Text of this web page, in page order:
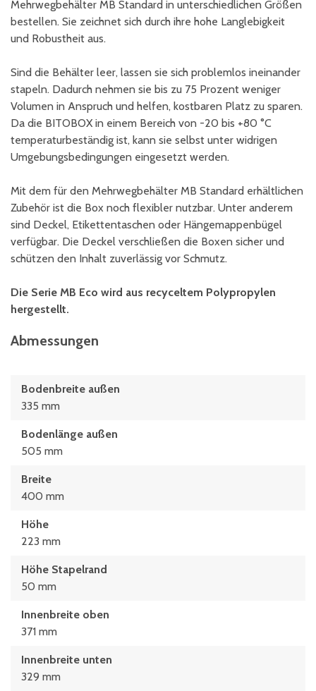
Mehrwegbehälter MB Standard in unterschiedlichen Größen
bestellen. Sie zeichnet sich durch ihre hohe Langlebigkeit
und Robustheit aus.
Sind die Behälter leer, lassen sie sich problemlos ineinander
stapeln. Dadurch nehmen sie bis zu 75 Prozent weniger
Volumen in Anspruch und helfen, kostbaren Platz zu sparen.
Da die BITOBOX in einem Bereich von -20 bis +80 °C
temperaturbeständig ist, kann sie selbst unter widrigen
Umgebungsbedingungen eingesetzt werden.
Mit dem für den Mehrwegbehälter MB Standard erhältlichen
Zubehör ist die Box noch flexibler nutzbar. Unter anderem
sind Deckel, Etikettentaschen oder Hängemappenbügel
verfügbar. Die Deckel verschließen die Boxen sicher und
schützen den Inhalt zuverlässig vor Schmutz.
Die Serie MB Eco wird aus recyceltem Polypropylen
hergestellt.
Abmessungen
Bodenbreite außen
335 mm
Bodenlänge außen
505 mm
Breite
400 mm
Höhe
223 mm
Höhe Stapelrand
50 mm
Innenbreite oben
371 mm
Innenbreite unten
329 mm